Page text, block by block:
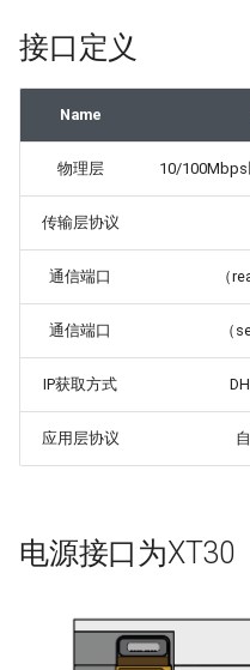
接口定义
Name
物理层 10/100Mbps
传输层协议
通信端口 （
通信端口 （
IP获取方式
应用层协议
电源接口为XT30